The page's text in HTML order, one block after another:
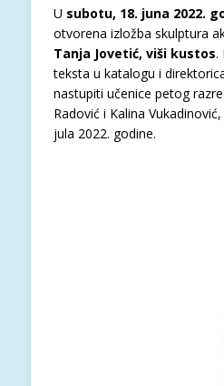
U subotu, 18. juna 2022.
otvorena izložba skulptura
Tanja Jovetić, viši kustos.
teksta u katalogu i
nastupiti učenice petog
Radović i Kalina
jula 2022. godine.